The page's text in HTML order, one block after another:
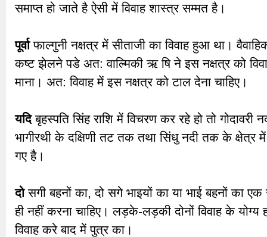
समाप्त हो जाते है ऐसी में विवाह शास्त्र सम्मत है।
पूर्वाफाल्गुनी नक्षत्र में सीताजी का विवाह हुआ था।
कष्ट झेलने पडे अत: वाल्मिकी ऋ षि ने इस नक्षत्र को
माना। अत: विवाह में इस नक्षत्र को टाल देना चाहिए।
यदिबृहस्पति सिंह राशि में विचरण कर रहे हो तो गोदावरी
भागीरथी के दक्षिणी तट तक तथा सिंधु नदी तक के क्षेत्र में
गए है।
दोसगी बहनों का, दो सगे भाइयों का या भाई बहनों का
ही नहीं करना चाहिए। लड़के-लड़की दोनों विवाह के
विवाह करे बाद में पुत्र का।